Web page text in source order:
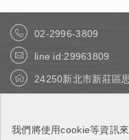
我們將使用cookie等資訊
02-2996-3809
line id:29963809
24250新北市新莊區
Copyright © 博森五金行